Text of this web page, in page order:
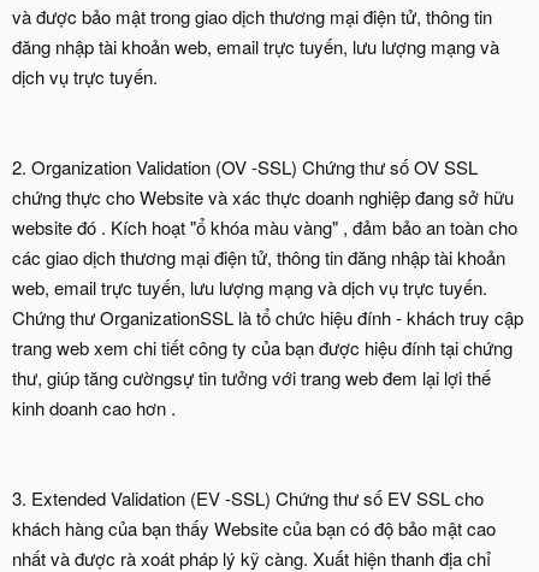
và được bảo mật trong giao dịch thương mại điện tử, thông tin
đăng nhập tài khoản web, email trực tuyến, lưu lượng mạng và
dịch vụ trực tuyến.
2. Organization Validation (OV -SSL) Chứng thư số OV SSL
chứng thực cho Website và xác thực doanh nghiệp đang sở hữu
website đó . Kích hoạt "ổ khóa màu vàng" , đảm bảo an toàn cho
các giao dịch thương mại điện tử, thông tin đăng nhập tài khoản
web, email trực tuyến, lưu lượng mạng và dịch vụ trực tuyến.
Chứng thư OrganizationSSL là tổ chức hiệu đính - khách truy cập
trang web xem chi tiết công ty của bạn được hiệu đính tại chứng
thư, giúp tăng cườngsự tin tưởng với trang web đem lại lợi thế
kinh doanh cao hơn .
3. Extended Validation (EV -SSL) Chứng thư số EV SSL cho
khách hàng của bạn thấy Website của bạn có độ bảo mật cao
nhất và được rà xoát pháp lý kỹ càng. Xuất hiện thanh địa chỉ